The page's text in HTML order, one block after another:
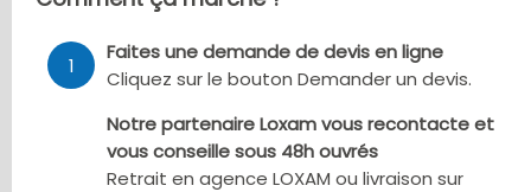
1
Faites une demande de devis en ligne
Cliquez sur le bouton Demander un devis.
Notre partenaire Loxam vous recontacte et
vous conseille sous 48h ouvrés
Retrait en agence LOXAM ou livraison sur